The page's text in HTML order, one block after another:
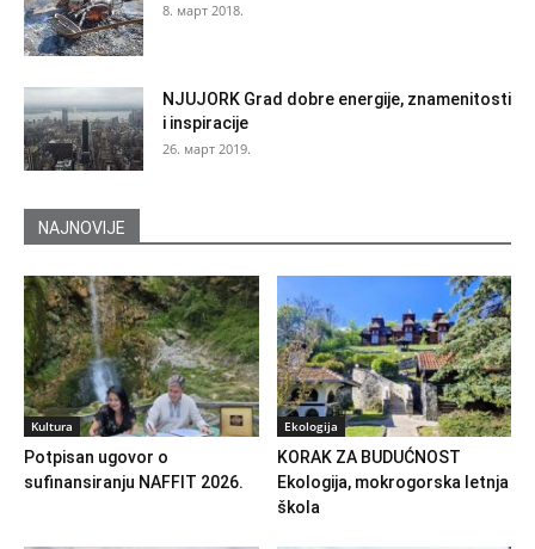
8. март 2018.
NJUJORK Grad dobre energije, znamenitosti
i inspiracije
26. март 2019.
NAJNOVIJE
Kultura
Potpisan ugovor o
sufinansiranju NAFFIT 2026.
Ekologija
KORAK ZA BUDUĆNOST
Ekologija, mokrogorska letnja
škola